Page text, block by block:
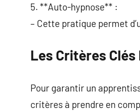
5. **Auto-hypnose** :
– Cette pratique permet
Les Critères
Pour garantir un
critères à prendre en